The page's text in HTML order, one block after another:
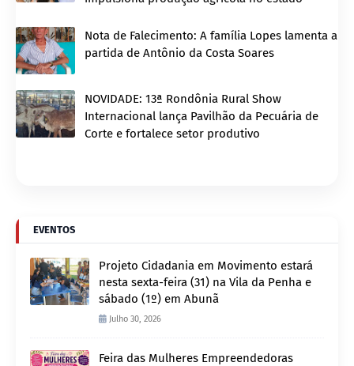
Nota de Falecimento: A família Lopes lamenta a
partida de Antônio da Costa Soares
NOVIDADE: 13ª Rondônia Rural Show
Internacional lança Pavilhão da Pecuária de
Corte e fortalece setor produtivo
EVENTOS
Projeto Cidadania em Movimento estará
nesta sexta-feira (31) na Vila da Penha e
sábado (1º) em Abunã
Julho 30, 2026
Feira das Mulheres Empreendedoras